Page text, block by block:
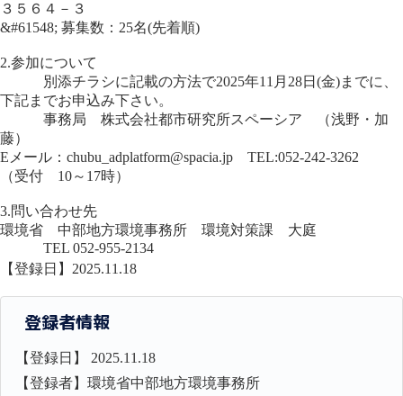
３５６４－３
&#61548; 募集数：25名(先着順)
2.参加について
別添チラシに記載の方法で2025年11月28日(金)までに、
下記までお申込み下さい。
事務局 株式会社都市研究所スペーシア （浅野・加
藤）
Eメール：chubu_adplatform@spacia.jp TEL:052-242-3262
（受付 10～17時）
3.問い合わせ先
環境省 中部地方環境事務所 環境対策課 大庭
TEL 052-955-2134
【登録日】2025.11.18
登録者情報
【登録日】 2025.11.18
【登録者】環境省中部地方環境事務所